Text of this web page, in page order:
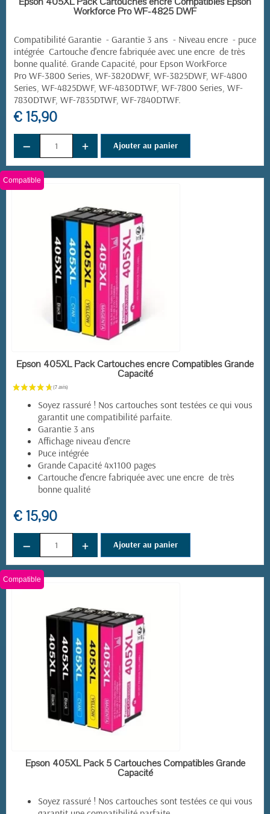
Workforce Pro WF-4825 DWF
Compatibilité Garantie - Garantie 3 ans - Niveau encre - puce
intégrée Cartouche d'encre fabriquée avec une encre de très
bonne qualité. Grande Capacité, pour Epson WorkForce
Pro WF-3800 Series, WF-3820DWF, WF-3825DWF, WF-4800
Series, WF-4825DWF, WF-4830DTWF, WF-7800 Series, WF-
7830DTWF, WF-7835DTWF, WF-7840DTWF.
€ 15,90
− + Ajouter au panier
EN STOCK
Compatible
Epson 405XL Pack Cartouches encre Compatibles Grande
Capacité
Soyez rassuré ! Nos cartouches sont testées ce qui vous
garantit une compatibilité parfaite.
Garantie 3 ans
Affichage niveau d'encre
Puce intégrée
Grande Capacité 4x1100 pages
Cartouche d'encre fabriquée avec une encre de très
bonne qualité
€ 15,90
− + Ajouter au panier
EN STOCK
Compatible
Epson 405XL Pack 5 Cartouches Compatibles Grande
Capacité
Soyez rassuré ! Nos cartouches sont testées ce qui vous